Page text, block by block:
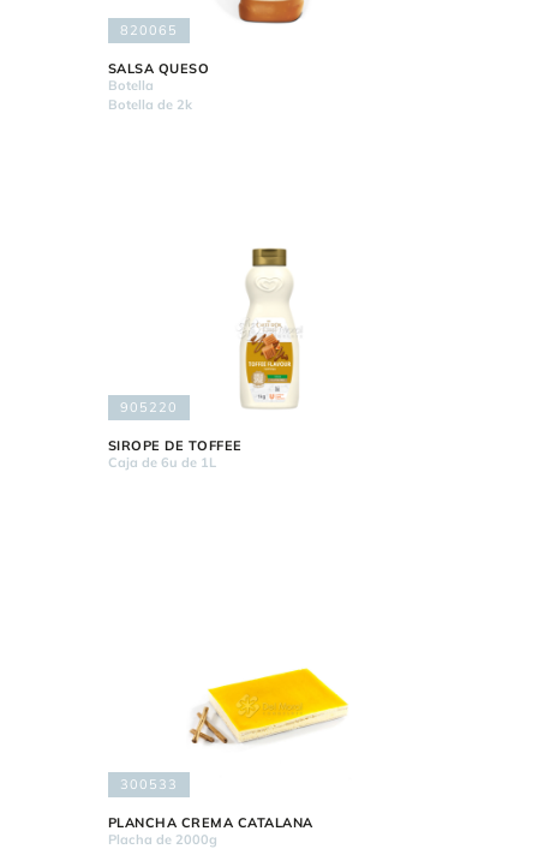
820065
SALSA QUESO
Botella
Botella de 2k
905220
SIROPE DE TOFFEE
Caja de 6u de 1L
300533
PLANCHA CREMA CATALANA
Placha de 2000g